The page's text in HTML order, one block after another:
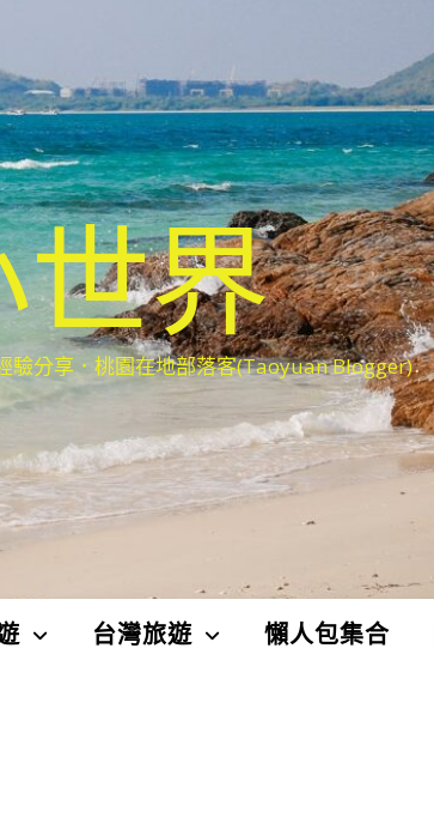
世界
驗分享．桃園在地部落客(Taoyuan Blogger)
台灣旅遊 懶人包集合